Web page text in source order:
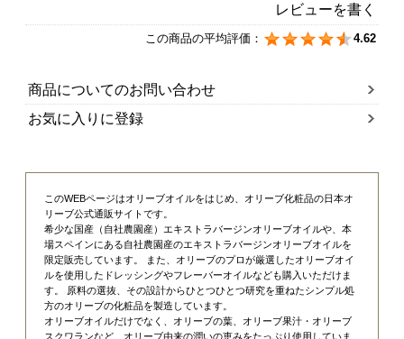
レビューを書く
この商品の平均評価： 4.62
商品についてのお問い合わせ
お気に入りに登録
このWEBページはオリーブオイルをはじめ、オリーブ化粧品の日本オ
リーブ公式通販サイトです。
希少な国産（自社農園産）エキストラバージンオリーブオイルや、本
場スペインにある自社農園産のエキストラバージンオリーブオイルを
限定販売しています。 また、オリーブのプロが厳選したオリーブオイ
ルを使用したドレッシングやフレーバーオイルなども購入いただけま
す。 原料の選抜、その設計からひとつひとつ研究を重ねたシンプル処
方のオリーブの化粧品を製造しています。
オリーブオイルだけでなく、オリーブの葉、オリーブ果汁・オリーブ
スクワランなど、オリーブ由来の潤いの恵みをたっぷり使用していま